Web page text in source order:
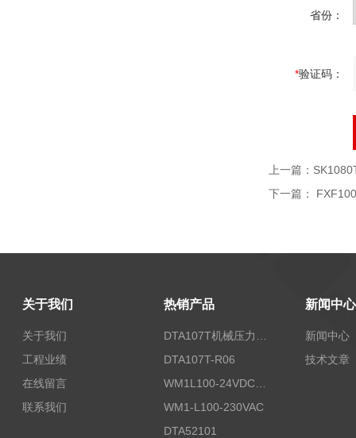
省份：
*验证码：
上一篇：
下一篇：
关于我们
关于我们
工程业绩
在线留言
联系我们
热销产品
DTA107T-R06
WM1L100-24VDC/T5X
WM1-L100-230VAC
DTA52101
新闻中心
新闻中心
技术文章